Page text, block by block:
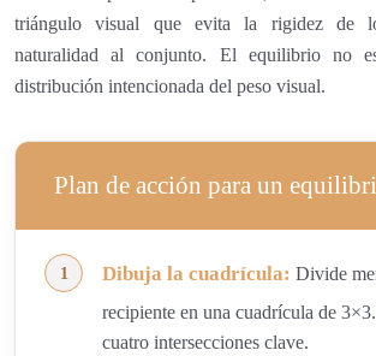
triángulo visual que evita la rigidez de
naturalidad al conjunto. El equilibrio no
distribución intencionada del peso visual.
Plan de acción para un
Dibuja la cuadrícula: Divide
recipiente en una cuadrícula de
cuatro intersecciones clave.